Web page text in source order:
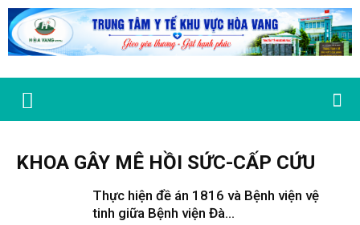
KHOA GÂY MÊ HỒI SỨC-CẤP CỨU
Thực hiện đề án 1816 và Bệnh viện vệ
tinh giữa Bệnh viện Đà...